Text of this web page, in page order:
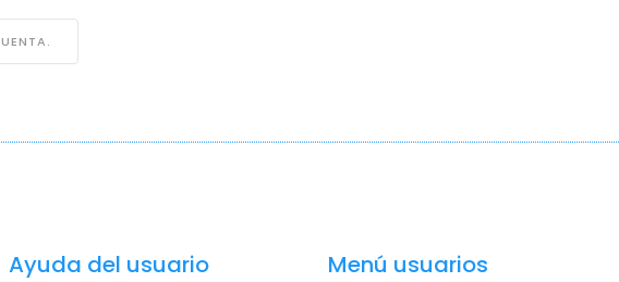
Ayuda del usuario Menú usuarios